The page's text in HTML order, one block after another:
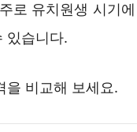
로 유치원생 시기
있습니다.
을 비교해 보세요.